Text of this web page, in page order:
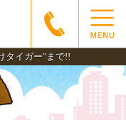
タイガー"まで!!